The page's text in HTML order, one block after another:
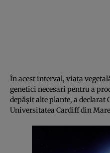
În acest interval, viața
genetici necesari pentru a
depășit alte plante, a declarat
Universitatea Cardiff din